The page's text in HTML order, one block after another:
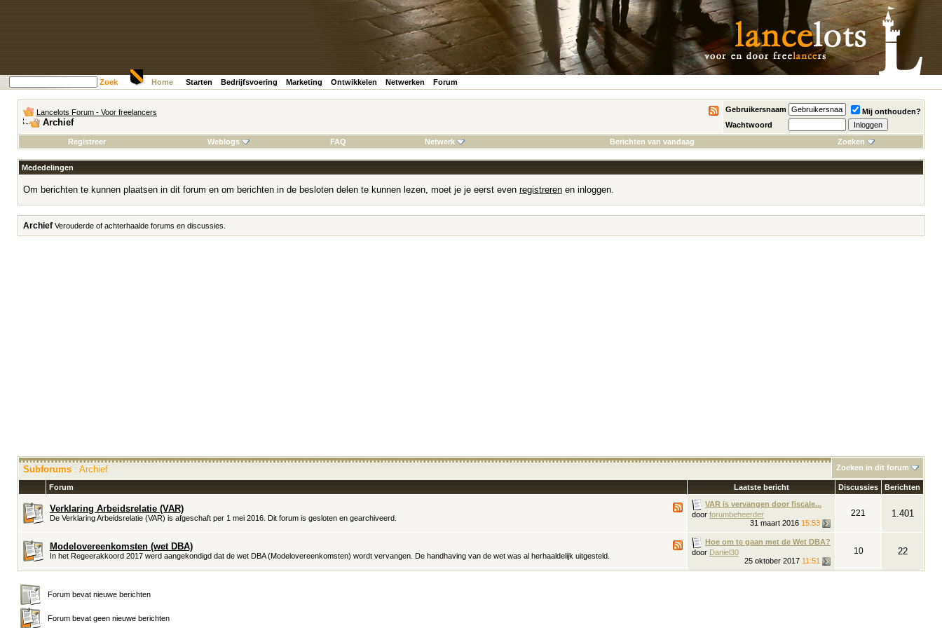
Zoek Home Starten Bedrijfsvoering Marketing Ontwikkelen Netwerken Forum
Lancelots Forum - Voor freelancers
Archief
Gebruikersnaam
Mij onthouden?
Wachtwoord
Registreer
Weblogs FAQ Netwerk Berichten van vandaag Zoeken
Mededelingen
Om berichten te kunnen plaatsen in dit forum en om berichten in de besloten delen te kunnen lezen, moet je je eerst even registreren en inloggen.
Archief Verouderde of achterhaalde forums en discussies.
Subforums : Archief Zoeken in dit forum
Forum Laatste bericht Discussies Berichten
Verklaring Arbeidsrelatie (VAR)
De Verklaring Arbeidsrelatie (VAR) is afgeschaft per 1 mei 2016. Dit forum is gesloten en gearchiveerd.
VAR is vervangen door fiscale...
door forumbeheerder
31 maart 2016 15:53
221 1.401
Modelovereenkomsten (wet DBA)
In het Regeerakkoord 2017 werd aangekondigd dat de wet DBA (Modelovereenkomsten) wordt vervangen. De handhaving van de wet was al herhaaldelijk uitgesteld.
Hoe om te gaan met de Wet DBA?
door Daniel30
25 oktober 2017 11:51
10 22
Forum bevat nieuwe berichten
Forum bevat geen nieuwe berichten